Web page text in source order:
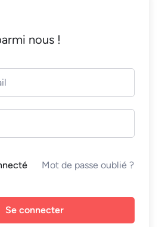
nous !
Mot de passe oublié ?
Se connecter